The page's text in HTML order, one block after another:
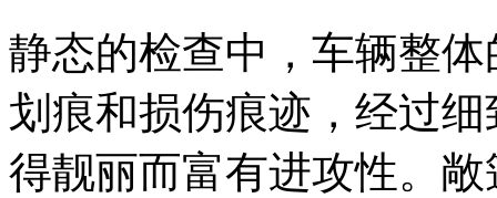
静态的检查中，车辆整
划痕和损伤痕迹，经过
得靓丽而富有进攻性。